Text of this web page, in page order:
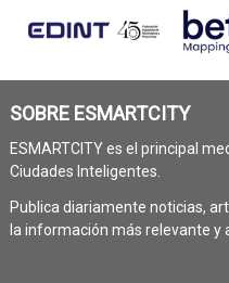
SOBRE ESMARTCITY
ESMARTCITY es el principal
Ciudades Inteligentes.
Publica diariamente noticias,
la información más relevante y